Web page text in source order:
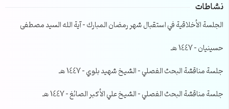
نشاطات
الجلسة الأخلاقية في استقبال شهر رمضان المبارك – آية الله السيد مصطفى
حسينيان – 1447 هـ
جلسة مناقشة البحث الفصلي – الشيخ شهيد بلوي – 1447 هـ
جلسة مناقشة البحث الفصلي – الشيخ علي الأكبر الصائغ – 1447 هـ